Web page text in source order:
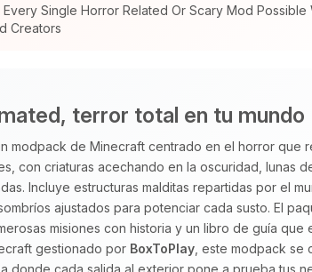
Single Horror Related Or Scary Mod Possible
Creators
terror total en tu mundo
modpack de Minecraft centrado en el horror que
con criaturas acechando en la oscuridad, lunas
Incluye estructuras malditas repartidas por el
ajustados para potenciar cada susto. El
misiones con historia y un libro de guía que
gestionado por BoxToPlay , este modpack se
donde cada salida al exterior pone a prueba tus